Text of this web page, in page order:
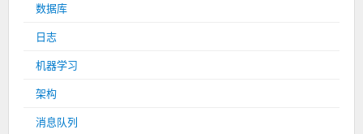
数据库
日志
机器学习
架构
消息队列